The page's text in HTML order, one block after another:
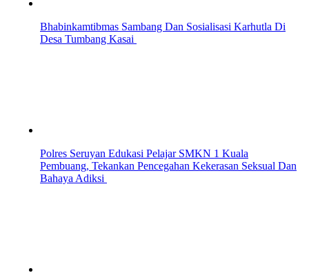
Bhabinkamtibmas Sambang Dan Sosialisasi Karhutla Di
Desa Tumbang Kasai
Polres Seruyan Edukasi Pelajar SMKN 1 Kuala
Pembuang, Tekankan Pencegahan Kekerasan Seksual Dan
Bahaya Adiksi